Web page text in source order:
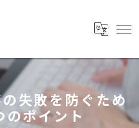
失敗を防ぐため
のポイント